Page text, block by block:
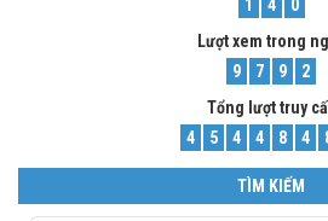
1
4
0
Lượt xem trong
9
7 9
2
Tổng lượt truy
4
5 4 4 8 4
TÌM KIẾM